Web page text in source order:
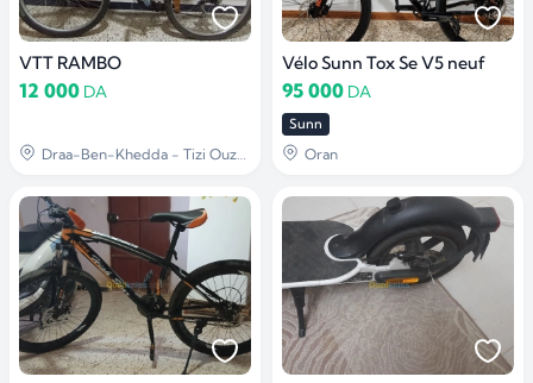
VTT RAMBO
12 000 DA
Draa-Ben-Khedda - Tizi Ouzou
Vélo Sunn Tox Se V5 neuf
95 000 DA
Sunn
Oran